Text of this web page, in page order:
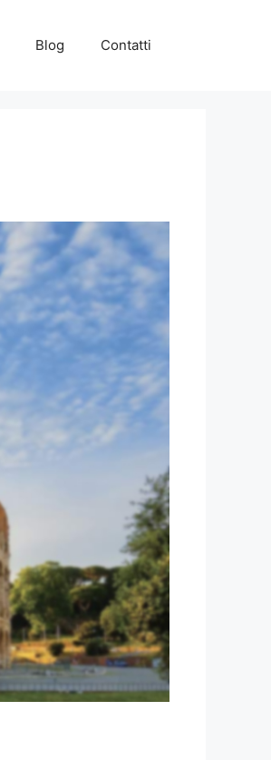
Blog Contatti